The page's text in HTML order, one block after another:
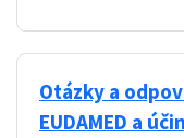
Otázky a
EUDAMED a